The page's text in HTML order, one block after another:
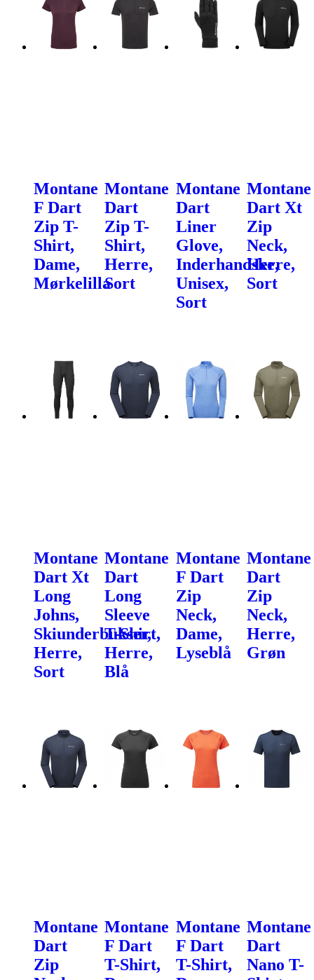
Montane
F Dart
Zip T-
Shirt,
Dame,
Mørkelilla
Montane
Dart
Zip T-
Shirt,
Herre,
Sort
Montane
Dart
Liner
Glove,
Inderhandske,
Unisex,
Sort
Montane
Dart Xt
Zip
Neck,
Herre,
Sort
Montane
Dart Xt
Long
Johns,
Skiunderbukser,
Herre,
Sort
Montane
Dart
Long
Sleeve
T-Shirt,
Herre,
Blå
Montane
F Dart
Zip
Neck,
Dame,
Lyseblå
Montane
Dart
Zip
Neck,
Herre,
Grøn
Montane
Dart
Zip
Montane
F Dart
T-Shirt,
Montane
F Dart
T-Shirt,
Montane
Dart
Nano T-